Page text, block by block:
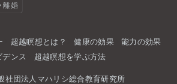
離婚
超越瞑想とは？ 健康の効果
能力の効果
デンス
超越瞑想を学ぶ方法
社団法人マハリシ総合教育研究所